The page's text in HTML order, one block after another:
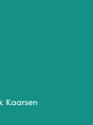
Kaarsen